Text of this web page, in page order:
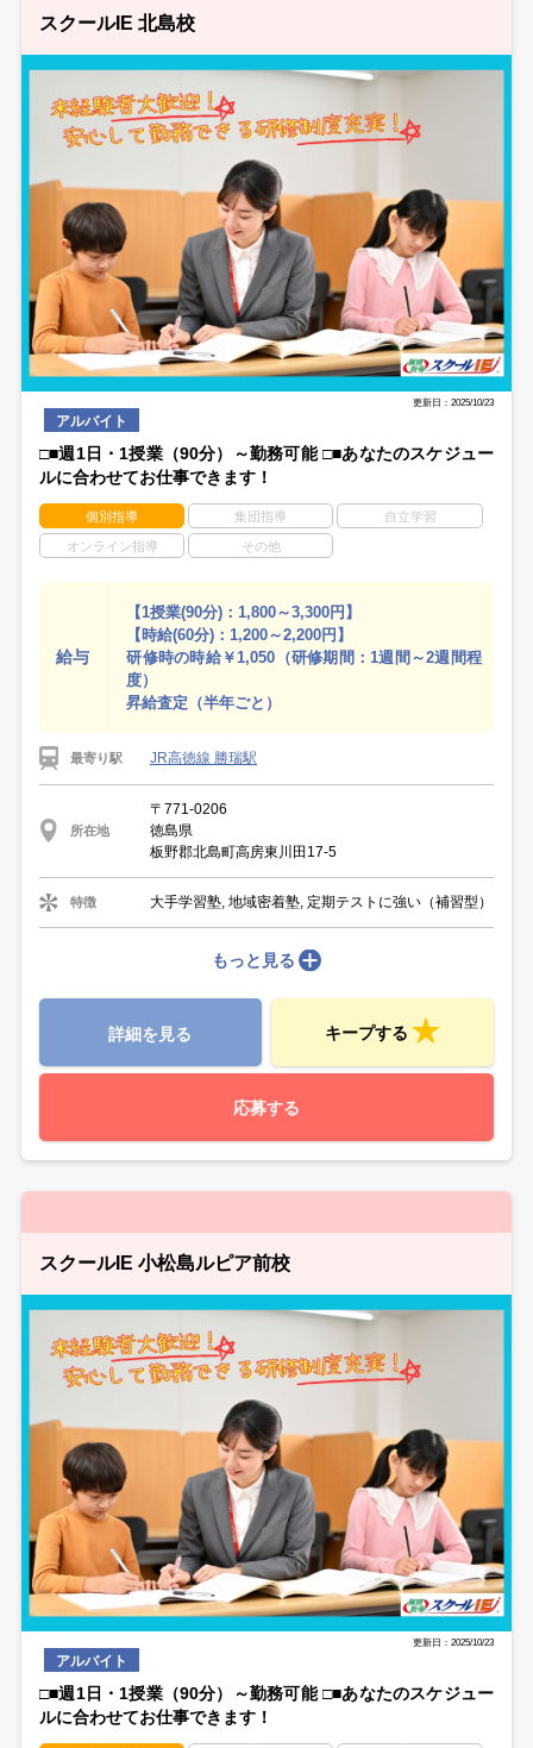
スクールIE 北島校
更新日：2025/10/23
アルバイト
□■週1日・1授業（90分）～勤務可能 □■あなたのスケジュー
ルに合わせてお仕事できます！
個別指導 集団指導 自立学習
オンライン指導 その他
給与
【1授業(90分)：1,800～3,300円】
【時給(60分)：1,200～2,200円】
研修時の時給￥1,050（研修期間：1週間～2週間程
度）
昇給査定（半年ごと）
最寄り駅 JR高徳線 勝瑞駅
所在地
〒771-0206
徳島県
板野郡北島町高房東川田17-5
特徴 大手学習塾, 地域密着塾, 定期テストに強い（補習型）
もっと見る
詳細を見る キープする
応募する
スクールIE 小松島ルピア前校
更新日：2025/10/23
アルバイト
□■週1日・1授業（90分）～勤務可能 □■あなたのスケジュー
ルに合わせてお仕事できます！